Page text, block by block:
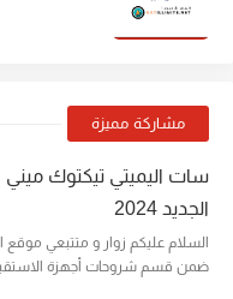
مشاركة مميزة
الجديد 2024
ضمن قسم شروحات أجهزة